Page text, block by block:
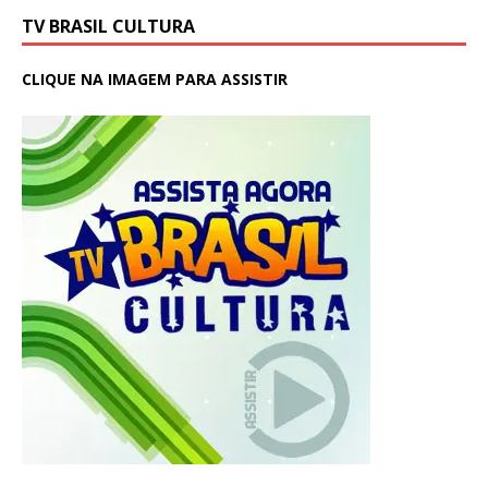
TV BRASIL CULTURA
CLIQUE NA IMAGEM PARA ASSISTIR